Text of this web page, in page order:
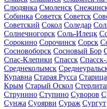
Слюдянка Смоленск
Собинка Советск Советск
Советский Сокол Соледар
Солнечногорск Соль-Илецк
Сорокино Сорочинск Сорск
Сосновоборск Сосновый Бор
Спас-Клепики Спасск
Среднеколымск
Купавна Старая Русса Старица
Крым Старый Оскол
Струнино Ступино Суворов
Сунжа Суоярви Сураж Сургут